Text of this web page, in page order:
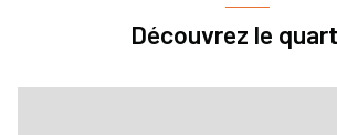
Découvrez le